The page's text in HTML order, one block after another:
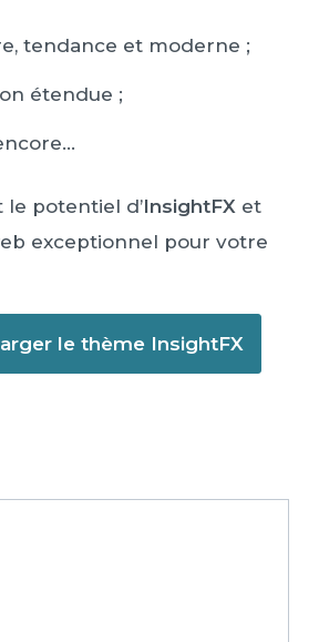
tendance et moderne ;
étendue ;
le potentiel d’InsightFXet
exceptionnel pour votre
le thème InsightFX